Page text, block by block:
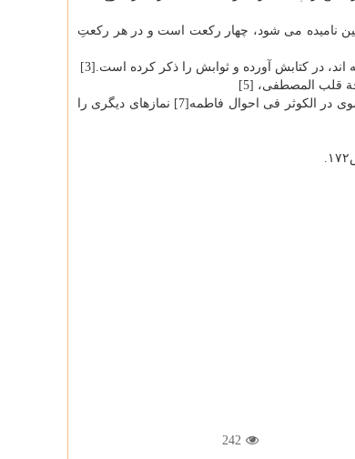
نامیده می شود، چهار رکعت است و در هر رکعتِ
در کتابش آورده و ثوابش را ذکر کرده است.[3]
اسماعیل انصاری زنجانی در الموسوعة الکبری عن فاطمة الزهراء[6] و سید محمدباقر موسوی در الکوثر فی احوال فاطمه[7] نمازهای دیگری را
242